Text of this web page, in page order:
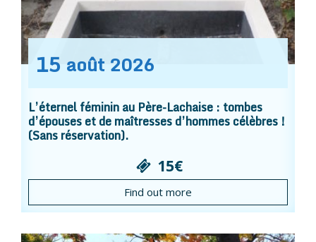
15 août 2026
L’éternel féminin au Père-Lachaise : tombes
d’épouses et de maîtresses d’hommes célèbres !
(Sans réservation).
15€
Find out more